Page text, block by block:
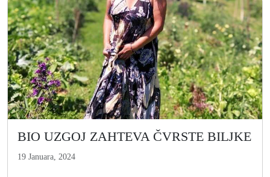
BIO UZGOJ ZAHTEVA ČVRSTE BILJKE
19 Januara, 2024